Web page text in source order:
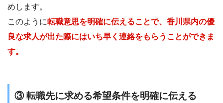
めします。
このように転職意思を明確に伝えることで、香川県内の優
良な求人が出た際にはいち早く連絡をもらうことができま
す。
③ 転職先に求める希望条件を明確に伝える